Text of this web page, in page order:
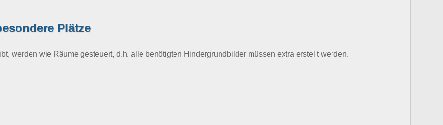
Plätze
werden wie Räume gesteuert, d.h. alle benötigten Hindergrundbilder müssen extra erstellt werden.